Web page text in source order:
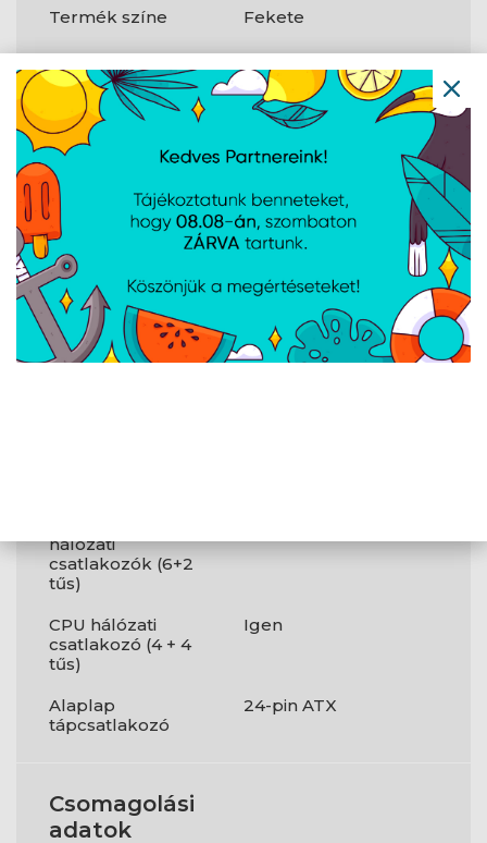
Termék színe Fekete
Teljesítmény
80 PLUS minősítés
Csapágy-
technológia
Csatlakozók
és
csatlakozási
felületek
hálózati
csatlakozók (6+2
tűs)
CPU hálózati
csatlakozó (4 + 4
tűs)
Igen
Alaplap
tápcsatlakozó
24-pin ATX
Csomagolási
adatok